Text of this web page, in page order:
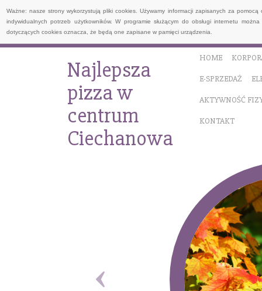
Ważne: nasze strony wykorzystują pliki cookies. Używamy informacji zapisanych za
indywidualnych potrzeb użytkowników. W programie służącym do obsługi internetu
dotyczących cookies oznacza, że będą one zapisane w pamięci urządzenia.
HOME
E-SPRZEDAŻ
AKTYWNOŚĆ
KONTAKT
Najlepsza
pizza w
centrum
Ciechanowa